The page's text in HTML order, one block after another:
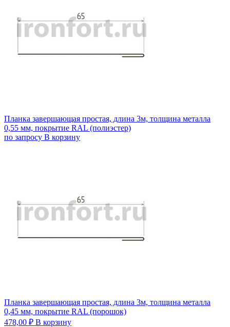
Планка завершающая простая, длина 3м, толщина металла
0,55 мм, покрытие RAL (полиэстер)
по запросу В корзину
Планка завершающая простая, длина 3м, толщина металла
0,45 мм, покрытие RAL (порошок)
478,00 ₽ В корзину